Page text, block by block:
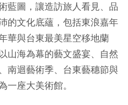
藍圖，讓造訪旅人看見、品
的文化底蘊，包括東浪嘉年
華與台東最美星空移地蘭
山海為幕的藝文盛宴、自然
南迴藝術季、台東藝穗節與
一座大美術館。